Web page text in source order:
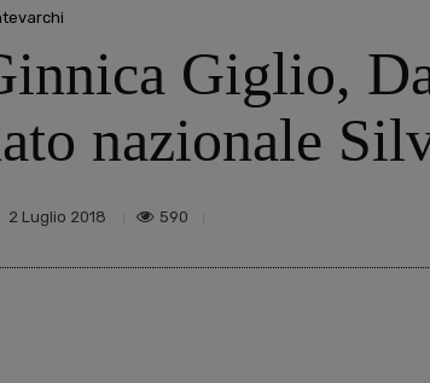
Giglio,
nazionale
2 Luglio 2018 590